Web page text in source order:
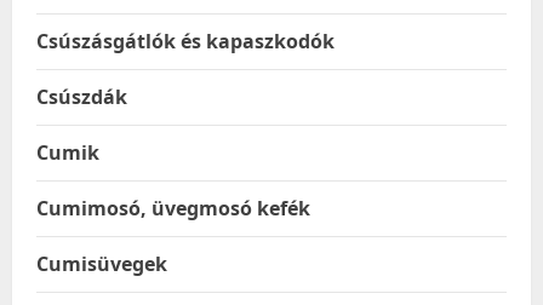
Csúszásgátlók és kapaszkodók
Csúszdák
Cumik
Cumimosó, üvegmosó kefék
Cumisüvegek